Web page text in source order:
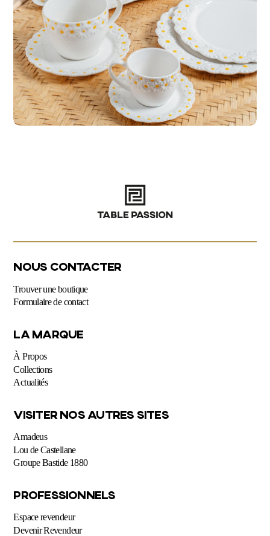
NOUS CONTACTER
Trouver une boutique
Formulaire de contact
LA MARQUE
À Propos
Collections
Actualités
VISITER NOS AUTRES SITES
Amadeus
Lou de Castellane
Groupe Bastide 1880
PROFESSIONNELS
Espace revendeur
Devenir Revendeur